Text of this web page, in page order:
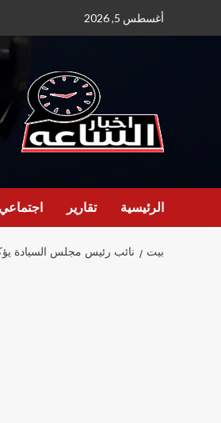
أغسطس 5, 2026
الرئيسية تقارير اجتماعي
بيت نائب رئيس مجلس السيادة